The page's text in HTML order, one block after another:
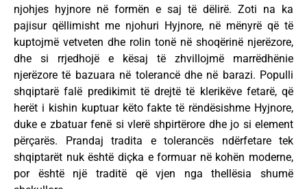
njohjes hyjnore në formën e saj të dëlirë. Zoti na ka
pajisur qëllimisht me njohuri Hyjnore, në mënyrë që të
kuptojmë vetveten dhe rolin tonë në shoqërinë njerëzore,
dhe si rrjedhojë e kësaj të zhvillojmë marrëdhënie
njerëzore të bazuara në tolerancë dhe në barazi. Populli
shqiptarë falë predikimit të drejtë të klerikëve fetarë, që
herët i kishin kuptuar këto fakte të rëndësishme Hyjnore,
duke e zbatuar fenë si vlerë shpirtërore dhe jo si element
përçarës. Prandaj tradita e tolerancës ndërfetare tek
shqiptarët nuk është diçka e formuar në kohën moderne,
por është një traditë që vjen nga thellësia shumë